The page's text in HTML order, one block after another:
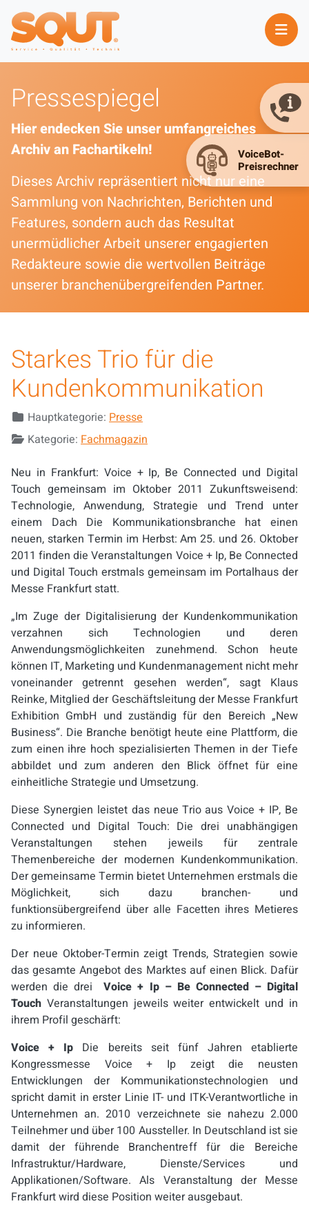
Pressespiegel
Hier endecken Sie unser umfangreiches
Archiv an Fachartikeln!
Dieses Archiv repräsentiert nicht nur eine
Sammlung von Nachrichten, Berichten und
Features, sondern auch das Resultat
unermüdlicher Arbeit unserer engagierten
Redakteure sowie die wertvollen Beiträge
unserer branchenübergreifenden Partner.
Starkes Trio für die
Kundenkommunikation
DetailsHauptkategorie: Presse
Kategorie: Fachmagazin
Neu in Frankfurt: Voice + Ip, Be Connected und Digital
Touch gemeinsam im Oktober 2011 Zukunftsweisend:
Technologie, Anwendung, Strategie und Trend unter
einem Dach Die Kommunikationsbranche hat einen
neuen, starken Termin im Herbst: Am 25. und 26. Oktober
2011 finden die Veranstaltungen Voice + Ip, Be Connected
und Digital Touch erstmals gemeinsam im Portalhaus der
Messe Frankfurt statt.
„Im Zuge der Digitalisierung der Kundenkommunikation
verzahnen sich Technologien und deren
Anwendungsmöglichkeiten zunehmend. Schon heute
können IT, Marketing und Kundenmanagement nicht mehr
voneinander getrennt gesehen werden“, sagt Klaus
Reinke, Mitglied der Geschäftsleitung der Messe Frankfurt
Exhibition GmbH und zuständig für den Bereich „New
Business“. Die Branche benötigt heute eine Plattform, die
zum einen ihre hoch spezialisierten Themen in der Tiefe
abbildet und zum anderen den Blick öffnet für eine
einheitliche Strategie und Umsetzung.
Diese Synergien leistet das neue Trio aus Voice + IP, Be
Connected und Digital Touch: Die drei unabhängigen
Veranstaltungen stehen jeweils für zentrale
Themenbereiche der modernen Kundenkommunikation.
Der gemeinsame Termin bietet Unternehmen erstmals die
Möglichkeit, sich dazu branchen- und
funktionsübergreifend über alle Facetten ihres Metieres
zu informieren.
Der neue Oktober-Termin zeigt Trends, Strategien sowie
das gesamte Angebot des Marktes auf einen Blick. Dafür
werden die dreiVoice + Ip – Be Connected – Digital
Touch Veranstaltungen jeweils weiter entwickelt und in
ihrem Profil geschärft:
Voice + Ip Die bereits seit fünf Jahren etablierte
Kongressmesse Voice + Ip zeigt die neusten
Entwicklungen der Kommunikationstechnologien und
spricht damit in erster Linie IT- und ITK-Verantwortliche in
Unternehmen an. 2010 verzeichnete sie nahezu 2.000
Teilnehmer und über 100 Aussteller. In Deutschland ist sie
damit der führende Branchentreff für die Bereiche
Infrastruktur/Hardware, Dienste/Services und
Applikationen/Software. Als Veranstaltung der Messe
Frankfurt wird diese Position weiter ausgebaut.